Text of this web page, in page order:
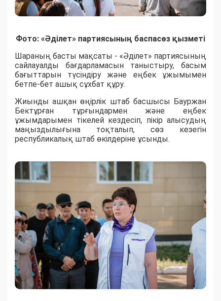
Фото: «Әділет» партиясының баспасөз қызметі
Шараның басты мақсаты - «Әділет» партиясының
сайлауалды бағдарламасын таныстыру, басым
бағыттарын түсіндіру және еңбек ұжымымен
бетпе-бет ашық сұхбат құру.
Жиынды ашқан өңірлік штаб басшысы Бауржан
Бектұрған тұрғындармен және еңбек
ұжымдарымен тікелей кездесіп, пікір алысудың
маңыздылығына тоқталып, сөз кезегін
республикалық штаб өкілдеріне ұсынды.